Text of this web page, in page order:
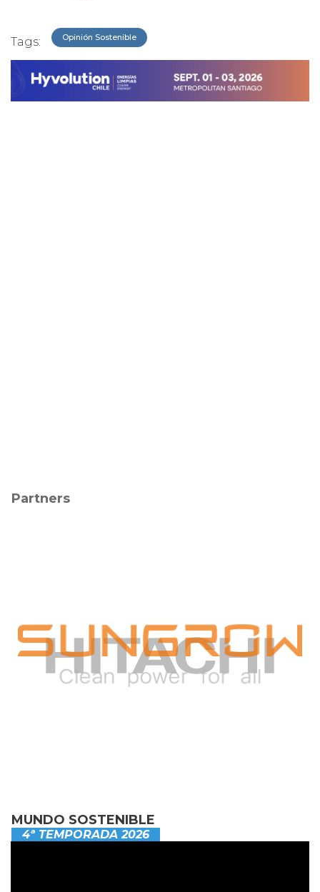
Tags: Opinión Sostenible
Partners
MUNDO SOSTENIBLE
4ª TEMPORADA 2026